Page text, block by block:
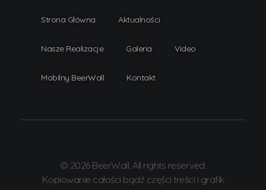
Strona Główna Aktualności
Nasze Realizacje Galeria Video
Mobilny BeerWall Kontakt
© 2026 BeerWall. All rights reserved.
Kopiowanie całości bądź części treści i grafik